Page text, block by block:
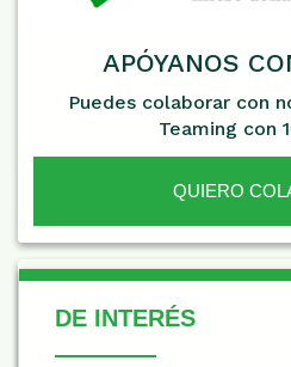
APÓYANOS
Puedes colaborar con
Teaming con
QUIERO
De Interés
DE INTERÉS